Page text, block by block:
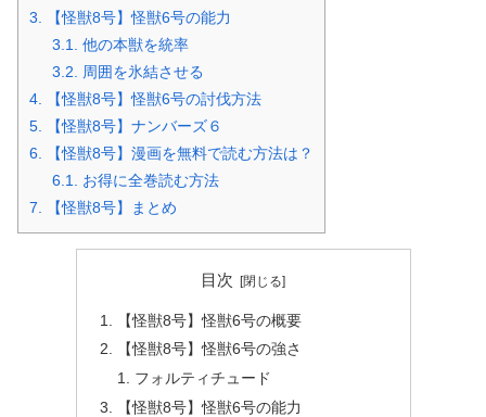
3.
【怪獣8号】怪獣6号の能力
3.1.
他の本獣を統率
3.2.
周囲を氷結させる
4.
【怪獣8号】怪獣6号の討伐方法
5.
【怪獣8号】ナンバーズ６
6.
【怪獣8号】漫画を無料で読む方法は？
6.1.
お得に全巻読む方法
7.
【怪獣8号】まとめ
目次
【怪獣8号】怪獣6号の概要
【怪獣8号】怪獣6号の強さ
フォルティチュード
【怪獣8号】怪獣6号の能力